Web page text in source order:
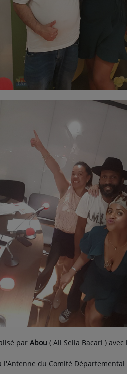
par Abou ( Ali Selia Bacari )
l'Antenne du Comité